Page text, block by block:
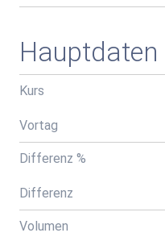
Hauptdaten
Kurs
Vortag
Differenz %
Differenz
Volumen